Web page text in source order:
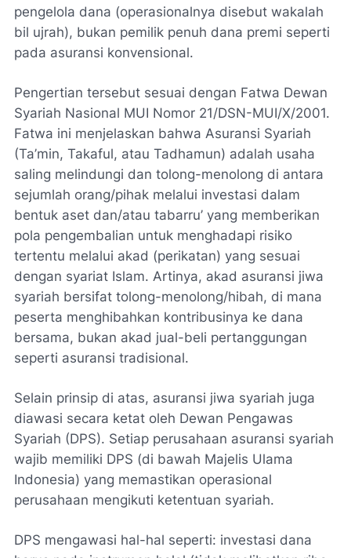
pengelola dana (operasionalnya disebut wakalah
bil ujrah), bukan pemilik penuh dana premi seperti
pada asuransi konvensional.
Pengertian tersebut sesuai dengan Fatwa Dewan
Syariah Nasional MUI Nomor 21/DSN-MUI/X/2001.
Fatwa ini menjelaskan bahwa Asuransi Syariah
(Ta’min, Takaful, atau Tadhamun) adalah usaha
saling melindungi dan tolong-menolong di antara
sejumlah orang/pihak melalui investasi dalam
bentuk aset dan/atau tabarru’ yang memberikan
pola pengembalian untuk menghadapi risiko
tertentu melalui akad (perikatan) yang sesuai
dengan syariat Islam. Artinya, akad asuransi jiwa
syariah bersifat tolong-menolong/hibah, di mana
peserta menghibahkan kontribusinya ke dana
bersama, bukan akad jual-beli pertanggungan
seperti asuransi tradisional.
Selain prinsip di atas, asuransi jiwa syariah juga
diawasi secara ketat oleh Dewan Pengawas
Syariah (DPS). Setiap perusahaan asuransi syariah
wajib memiliki DPS (di bawah Majelis Ulama
Indonesia) yang memastikan operasional
perusahaan mengikuti ketentuan syariah.
DPS mengawasi hal-hal seperti: investasi dana